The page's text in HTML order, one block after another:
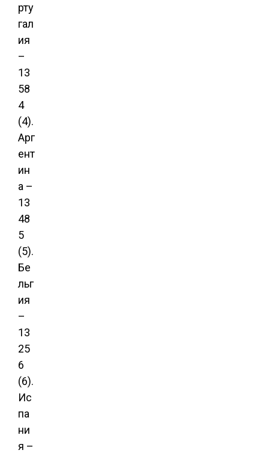
рту
гал
ия
–
13
58
4
(4).
Арг
ент
ин
а –
13
48
5
(5).
Бе
льг
ия
–
13
25
6
(6).
Ис
па
ни
я –